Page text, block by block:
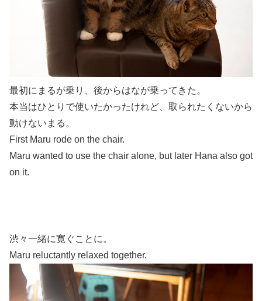
最初にまるが乗り、後からはなが乗ってきた。
本当はひとりで使いたかったけれど、取られたくないから
動けないまる。
First Maru rode on the chair.
Maru wanted to use the chair alone, but later Hana also got
on it.
渋々一緒に寛ぐことに。
Maru reluctantly relaxed together.